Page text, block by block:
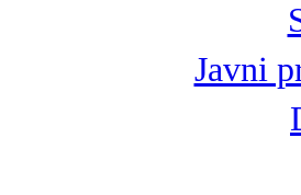
Javni